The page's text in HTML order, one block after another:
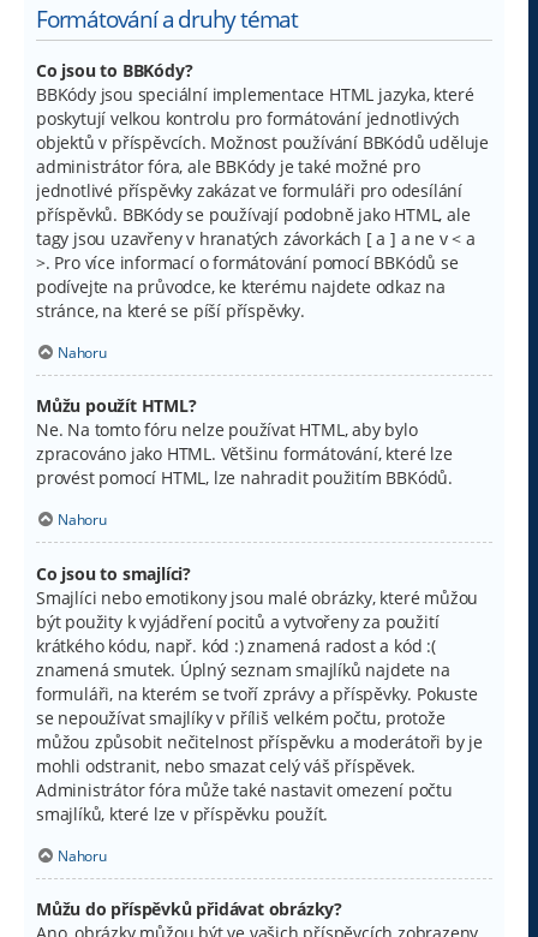
Formátování a druhy témat
Co jsou to BBKódy?
BBKódy jsou speciální implementace HTML jazyka, které
poskytují velkou kontrolu pro formátování jednotlivých
objektů v příspěvcích. Možnost používání BBKódů uděluje
administrátor fóra, ale BBKódy je také možné pro
jednotlivé příspěvky zakázat ve formuláři pro odesílání
příspěvků. BBKódy se používají podobně jako HTML, ale
tagy jsou uzavřeny v hranatých závorkách [ a ] a ne v < a
>. Pro více informací o formátování pomocí BBKódů se
podívejte na průvodce, ke kterému najdete odkaz na
stránce, na které se píší příspěvky.
Nahoru
Můžu použít HTML?
Ne. Na tomto fóru nelze používat HTML, aby bylo
zpracováno jako HTML. Většinu formátování, které lze
provést pomocí HTML, lze nahradit použitím BBKódů.
Nahoru
Co jsou to smajlíci?
Smajlíci nebo emotikony jsou malé obrázky, které můžou
být použity k vyjádření pocitů a vytvořeny za použití
krátkého kódu, např. kód :) znamená radost a kód :(
znamená smutek. Úplný seznam smajlíků najdete na
formuláři, na kterém se tvoří zprávy a příspěvky. Pokuste
se nepoužívat smajlíky v příliš velkém počtu, protože
můžou způsobit nečitelnost příspěvku a moderátoři by je
mohli odstranit, nebo smazat celý váš příspěvek.
Administrátor fóra může také nastavit omezení počtu
smajlíků, které lze v příspěvku použít.
Nahoru
Můžu do příspěvků přidávat obrázky?